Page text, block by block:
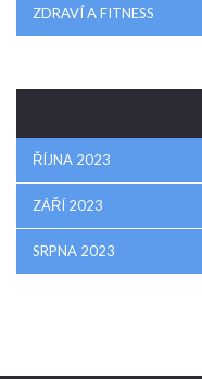
ZDRAVÍ A FITNESS
ŘÍJNA 2023
ZÁŘÍ 2023
SRPNA 2023